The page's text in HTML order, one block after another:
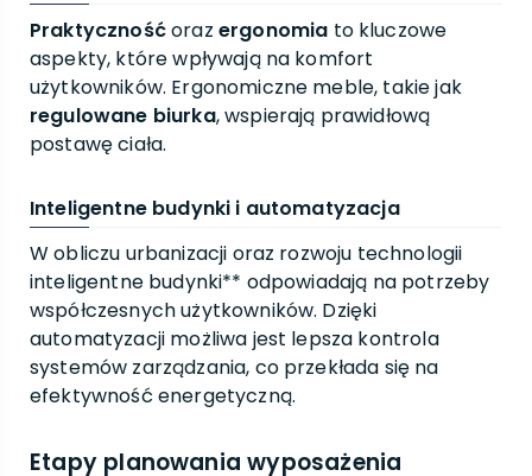
Praktycznośćoraz ergonomia to kluczowe
aspekty, które wpływają na komfort
użytkowników. Ergonomiczne meble, takie jak
regulowane biurka, wspierają prawidłową
postawę ciała.
Inteligentne budynki i automatyzacja
W obliczu urbanizacji oraz rozwoju technologii
inteligentne budynki** odpowiadają na potrzeby
współczesnych użytkowników. Dzięki
automatyzacji możliwa jest lepsza kontrola
systemów zarządzania, co przekłada się na
efektywność energetyczną.
Etapy planowania wyposażenia